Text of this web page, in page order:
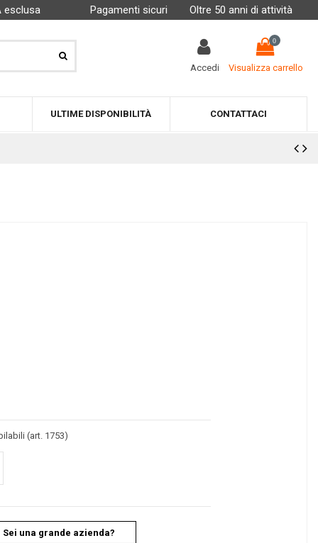
esclusa Pagamenti sicuri Oltre 50 anni di attività
Accedi
0
Visualizza carrello
ULTIME DISPONIBILITÀ CONTATTACI
(art. 1753)
Sei una grande azienda?